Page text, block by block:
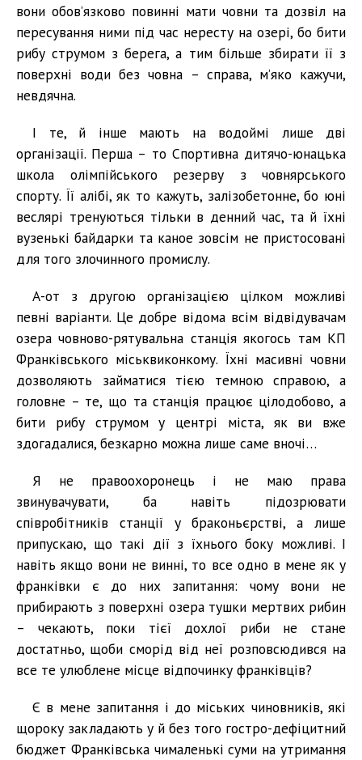
вони обов’язково повинні мати човни та дозвіл на
пересування ними під час нересту на озері, бо бити
рибу струмом з берега, а тим більше збирати її з
поверхні води без човна – справа, м’яко кажучи,
невдячна.
І те, й інше мають на водоймі лише дві
організації. Перша – то Спортивна дитячо-юнацька
школа олімпійського резерву з човнярського
спорту. Її алібі, як то кажуть, залізобетонне, бо юні
веслярі тренуються тільки в денний час, та й їхні
вузенькі байдарки та каное зовсім не пристосовані
для того злочинного промислу.
А-от з другою організацією цілком можливі
певні варіанти. Це добре відома всім відвідувачам
озера човново-рятувальна станція якогось там КП
Франківського міськвиконкому. Їхні масивні човни
дозволяють займатися тією темною справою, а
головне – те, що та станція працює цілодобово, а
бити рибу струмом у центрі міста, як ви вже
здогадалися, безкарно можна лише саме вночі…
Я не правоохоронець і не маю права
звинувачувати, ба навіть підозрювати
співробітників станції у браконьєрстві, а лише
припускаю, що такі дії з їхнього боку можливі. І
навіть якщо вони не винні, то все одно в мене як у
франківки є до них запитання: чому вони не
прибирають з поверхні озера тушки мертвих рибин
– чекають, поки тієї дохлої риби не стане
достатньо, щоби сморід від неї розповсюдився на
все те улюблене місце відпочинку франківців?
Є в мене запитання і до міських чиновників, які
щороку закладають у й без того гостро-дефіцитний
бюджет Франківська чималенькі суми на утримання